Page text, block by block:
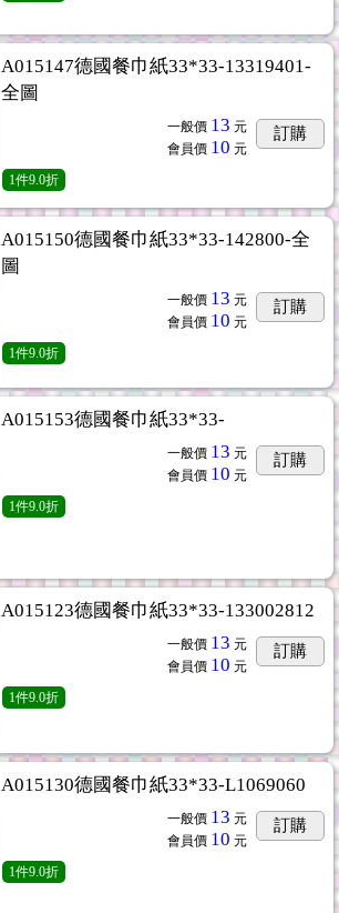
A015147德國餐巾紙33*33-13319401-
全圖
一般價 13 元
會員價 10 元
訂購
1件9.0折
A015150德國餐巾紙33*33-142800-全
圖
一般價 13 元
會員價 10 元
訂購
1件9.0折
A015153德國餐巾紙33*33-
一般價 13 元
會員價 10 元
訂購
1件9.0折
A015123德國餐巾紙33*33-133002812
一般價 13 元
會員價 10 元
訂購
1件9.0折
A015130德國餐巾紙33*33-L1069060
一般價 13 元
會員價 10 元
訂購
1件9.0折